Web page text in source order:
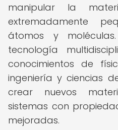
manipular la
extremadamente
átomos y
tecnología
conocimientos de
ingeniería y ciencias
crear nuevos
sistemas con
mejoradas.